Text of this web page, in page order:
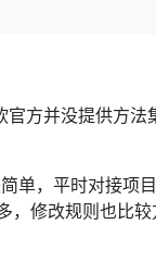
官方并没提供方法
单，平时对接项
，修改规则也比